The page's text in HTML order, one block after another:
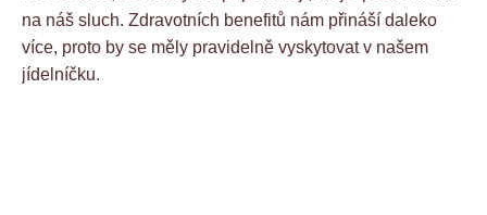
na náš sluch. Zdravotních benefitů nám přináší daleko
více, proto by se měly pravidelně vyskytovat v našem
jídelníčku.